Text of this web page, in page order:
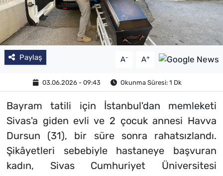
Paylaş A- A+
03.06.2026 - 09:43 Okunma Süresi: 1 Dk
Bayram tatili için İstanbul'dan memleketi
Sivas'a giden evli ve 2 çocuk annesi Havva
Dursun (31), bir süre sonra rahatsızlandı.
Şikâyetleri sebebiyle hastaneye başvuran
kadın, Sivas Cumhuriyet Üniversitesi